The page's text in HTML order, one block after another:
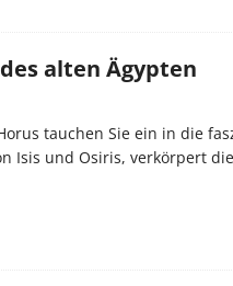
alten Ägypten
tauchen Sie ein in die
Isis und Osiris, verkörpert